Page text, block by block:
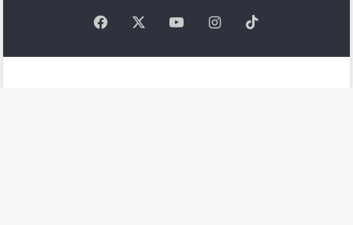
Facebook YouTubeInstagram